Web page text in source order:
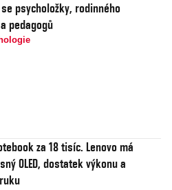
psycholožky, rodinného
pedagogů
za 18 tisíc. Lenovo má
OLED, dostatek výkonu a